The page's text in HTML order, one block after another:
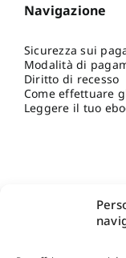
Navigazione
Sicurezza sui
Modalità di
Diritto di recesso
Come effettuare
Leggere il tuo